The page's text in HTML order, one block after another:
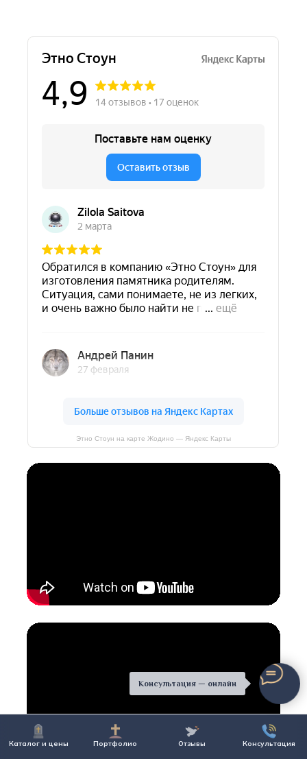
Каталог и цены Портфолио Отзывы Консультация
Консультация — онлайн
Этно Стоун на карте Жодино — Яндекс Карты